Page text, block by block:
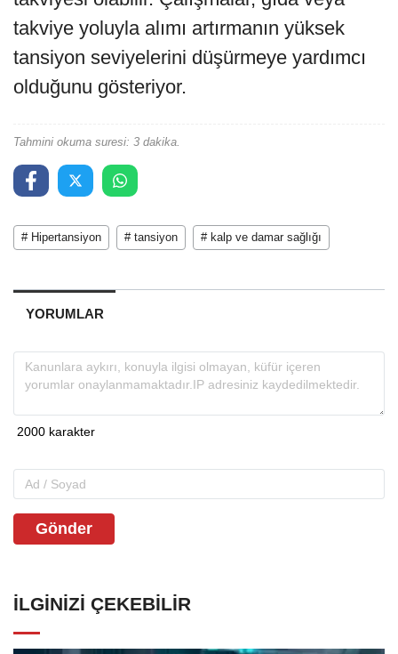
takviye yoluyla alımı artırmanın yüksek
tansiyon seviyelerini düşürmeye yardımcı
olduğunu gösteriyor.
Tahmini okuma suresi: 3 dakika.
# Hipertansiyon # tansiyon # kalp ve damar sağlığı
YORUMLAR
Gönder
İLGINIZI ÇEKEBILIR